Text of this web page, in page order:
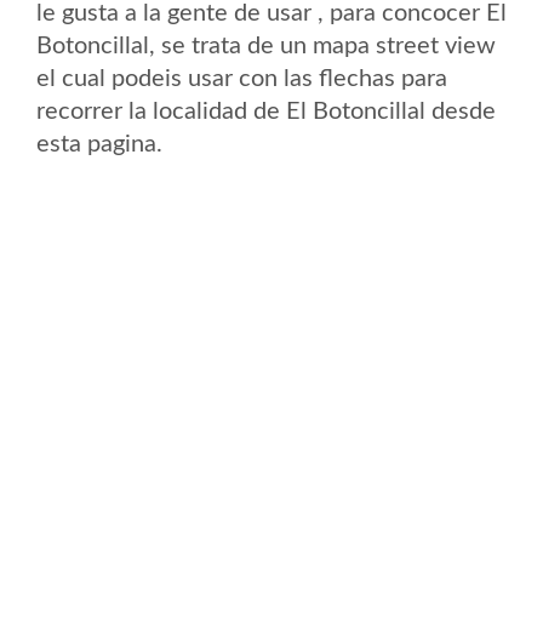
le gusta a la gente de usar , para concocer El
Botoncillal, se trata de un mapa street view
el cual podeis usar con las flechas para
recorrer la localidad de El Botoncillal desde
esta pagina.